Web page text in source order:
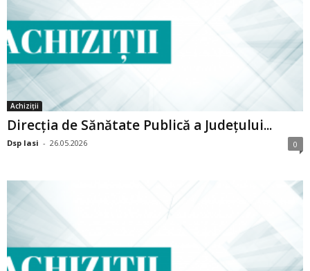
Achiziții
Direcția de Sănătate Publică a Județului...
Dsp Iasi - 26.05.2026 0